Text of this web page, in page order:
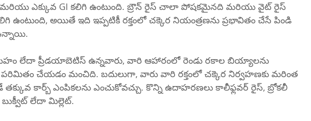
ఎక్కువ GI కలిగి ఉంటుంది. బ్రౌన్ రైస్ చాలా పోషకమైనది మరియు వైట్ రైస్
ఉంటుంది, అయితే ఇది ఇప్పటికీ రక్తంలో చక్కెర నియంత్రణను ప్రభావితం చేసే పిండి
లేదా ప్రీడయాబెటిస్ ఉన్నవారు, వారి ఆహారంలో రెండు రకాల బియ్యాలను
చేయడం మంచిది. బదులుగా, వారు వారి రక్తంలో చక్కెర నిర్వహణకు మరింత
కార్బ్ ఎంపికలను ఎంచుకోవచ్చు. కొన్ని ఉదాహరణలు కాలీఫ్లవర్ రైస్, బ్రోకలీ
లేదా మిల్లెట్.